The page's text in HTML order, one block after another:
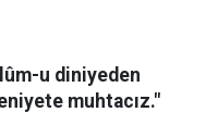
u diniyeden
muhtacız."